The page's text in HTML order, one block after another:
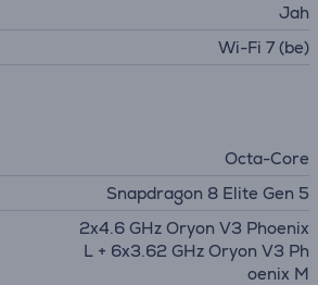
Jah
Wi-Fi 7 (be)
Octa-Core
Snapdragon 8 Elite Gen 5
2x4.6 GHz Oryon V3 Phoenix
L + 6x3.62 GHz Oryon V3 Ph
oenix M